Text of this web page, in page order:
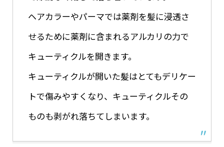
ヘアカラーやパーマでは薬剤を髪に浸透さ
せるために薬剤に含まれるアルカリの力で
キューティクルを開きます。
キューティクルが開いた髪はとてもデリケー
トで傷みやすくなり、キューティクルその
ものも剥がれ落ちてしまいます。